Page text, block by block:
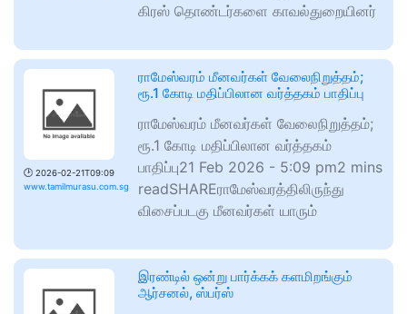
கிரஸ் தொண்​டர்​களை காவல்துறையினர்
🕑 2026-02-21T09:09
www.tamilmurasu.com.sg
ராமேஸ்வரம் மீனவர்கள் வேலைநிறுத்தம்;
ரூ.1 கோடி மதிப்பிலான வர்த்தகம் பாதிப்பு
ராமேஸ்வரம் மீனவர்கள் வேலைநிறுத்தம்;
ரூ.1 கோடி மதிப்பிலான வர்த்தகம்
பாதிப்பு21 Feb 2026 - 5:09 pm2 mins
readSHAREராமேஸ்வரத்திலிருந்து
விசைப்படகு மீனவர்கள் யாரும்
இரண்டில் ஒன்று பார்க்கக் களமிறங்கும்
ஆர்சனல், ஸ்பர்ஸ்